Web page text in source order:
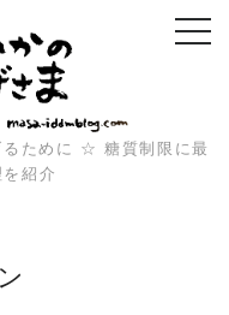
ために ☆ 糖質制限に最
紹介